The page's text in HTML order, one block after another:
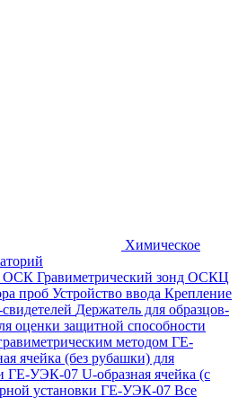
Химическое
ОСК Гравиметрический зонд ОСКЦ
проб Устройство ввода Крепление
Держатель для образцов-
оценки защитной способности
методом ГЕ-
ячейка (без рубашки) для
ГЕ-УЭК-07 U-образная ячейка (с
установки ГЕ-УЭК-07 Все